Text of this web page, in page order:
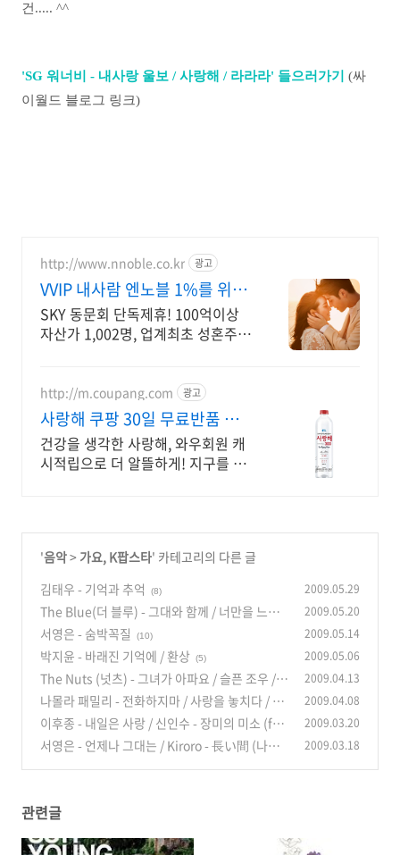
건..... ^^
'SG 워너비 - 내사랑 울보 / 사랑해 / 라라라' 들으러가기
(싸
이월드 블로그 링크)
http://www.nnoble.co.kr 광고
VVIP 내사람 엔노블 1%를 위한
상류층 결정사
SKY 동문회 단독제휴! 100억이상
자산가 1,002명, 업계최초 성혼주의
부장관대상 2회수상
http://m.coupang.com 광고
사랑해 쿠팡 30일 무료반품 부
담 없이
건강을 생각한 사랑해, 와우회원 캐
시적립으로 더 알뜰하게! 지구를 위
'음악> 가요, K팝스타' 카테고리의 다른 글
김태우 - 기억과 추억
(8) 2009.05.29
The Blue(더 블루) - 그대와 함께 / 너만을 느끼
며 (2009년)
(8)
2009.05.20
서영은 - 숨박꼭질 (10) 2009.05.14
박지윤 - 바래진 기억에 / 환상 (5) 2009.05.06
The Nuts (넛츠) - 그녀가 아파요 / 슬픈 조우 /
쩜쩜쩜 / 내 사람입니다 / 잔소리 / 사랑의 바보
(6)
2009.04.13
나몰라 패밀리 - 전화하지마 / 사랑을 놓치다 / 너
만 볼래 / 사랑이 그렇게 쉬워
(4)
2009.04.08
이후종 - 내일은 사랑 / 신인수 - 장미의 미소 (fro
m "내일은 사랑") (2)
2009.03.20
서영은 - 언제나 그대는 / Kiroro - 長い間 (나가
2009.03.18
관련글